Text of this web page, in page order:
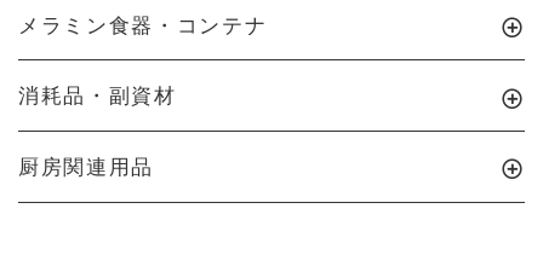
メラミン食器・コンテナ
消耗品・副資材
厨房関連用品